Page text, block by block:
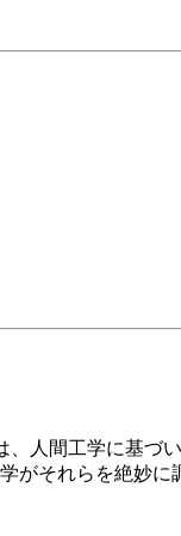
人間工学に基
がそれらを絶妙